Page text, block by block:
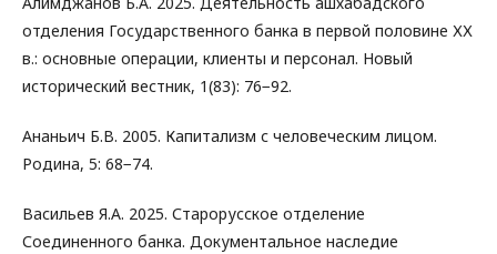
отделения Государственного банка в первой половине ХХ
в.: основные операции, клиенты и персонал. Новый
исторический вестник, 1(83): 76−92.
Ананьич Б.В. 2005. Капитализм с человеческим лицом.
Родина, 5: 68−74.
Васильев Я.А. 2025. Старорусское отделение
Соединенного банка. Документальное наследие